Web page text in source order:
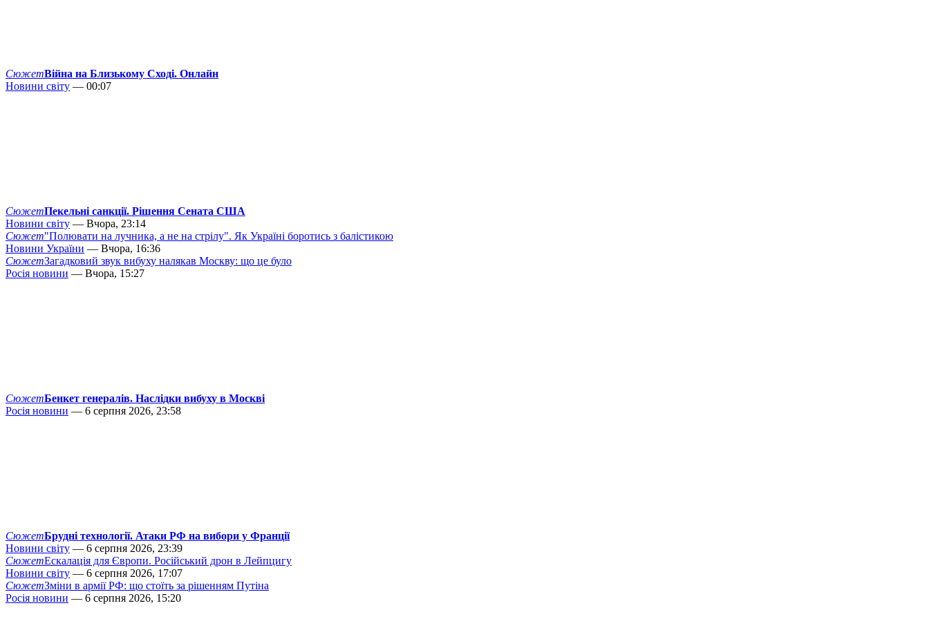
СюжетВійна на Близькому Сході. Онлайн
Новини світу — 00:07
СюжетПекельні санкції. Рішення Сената США
Новини світу — Вчора, 23:14
Сюжет"Полювати на лучника, а не на стрілу". Як Україні боротись з балістикою
Новини України — Вчора, 16:36
СюжетЗагадковий звук вибуху налякав Москву: що це було
Росія новини — Вчора, 15:27
СюжетБенкет генералів. Наслідки вибуху в Москві
Росія новини — 6 серпня 2026, 23:58
СюжетБрудні технології. Атаки РФ на вибори у Франції
Новини світу — 6 серпня 2026, 23:39
СюжетЕскалація для Європи. Російський дрон в Лейпцигу
Новини світу — 6 серпня 2026, 17:07
СюжетЗміни в армії РФ: що стоїть за рішенням Путіна
Росія новини — 6 серпня 2026, 15:20